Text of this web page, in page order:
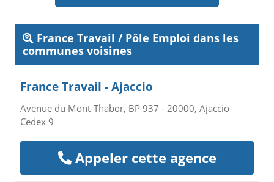
France Travail / Pôle Emploi dans les
communes voisines
France Travail - Ajaccio
Avenue du Mont-Thabor, BP 937 - 20000, Ajaccio
Cedex 9
Appeler cette agence